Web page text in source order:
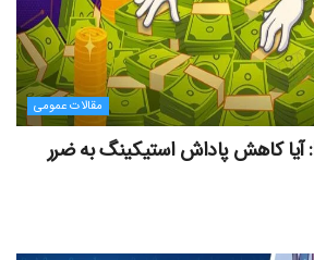
مقالات عمومی
طرح جدید EIP-8363: آیا کاهش پاداش استیکینگ به ضرر